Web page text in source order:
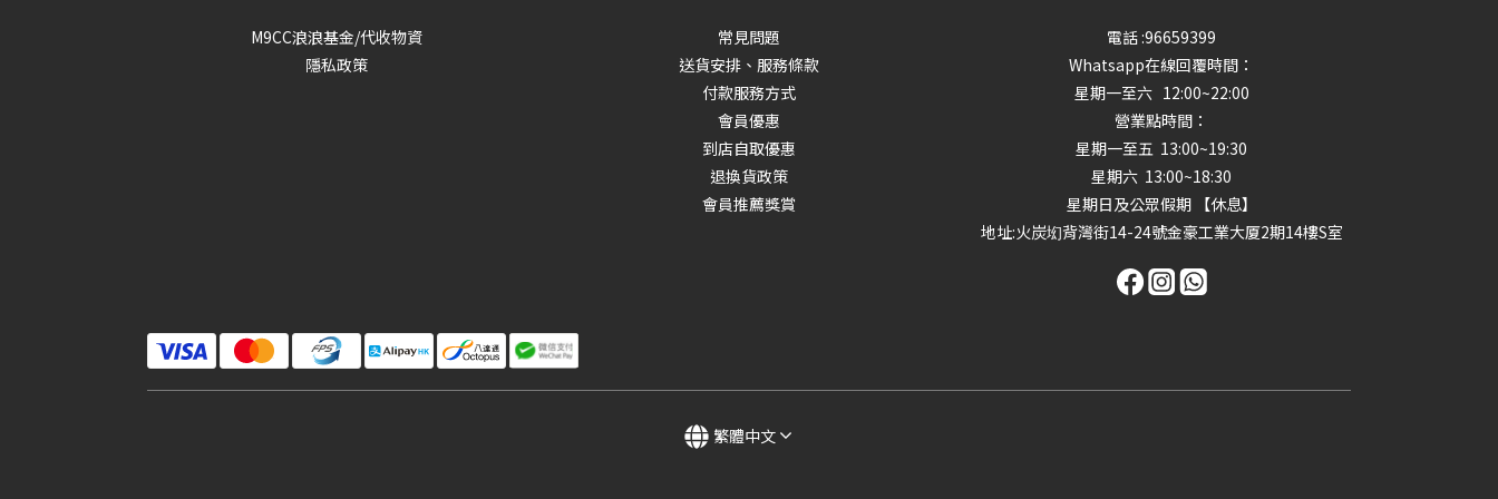
M9CC浪浪基金/代收物資
隱私政策
常見問題
送貨安排、服務條款
付款服務方式
會員優惠
到店自取優惠
退換貨政策
會員推薦獎賞
電話 :96659399
Whatsapp在線回覆時間：
星期一至六 12:00~22:00
營業點時間：
星期一至五 13:00~19:30
星期六 13:00~18:30
星期日及公眾假期 【休息】
地址:火炭㘭背灣街14-24號金豪工業大厦2期14樓S室
繁體中文